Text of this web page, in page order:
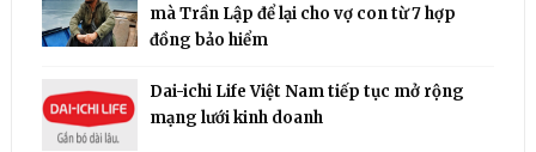
mà Trần Lập để lại cho vợ con từ 7 hợp
đồng bảo hiểm
Dai-ichi Life Việt Nam tiếp tục mở rộng
mạng lưới kinh doanh